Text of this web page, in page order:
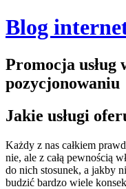
Blog
Promocja usług
pozycjonowaniu
Jakie usługi
Każdy z nas całkiem
nie, ale z całą pewnością
do nich stosunek, a jakby
budzić bardzo wiele